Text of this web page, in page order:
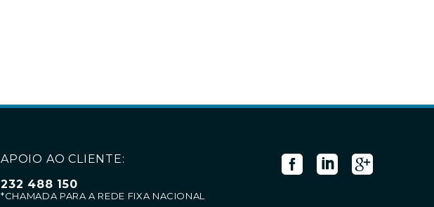
APOIO AO CLIENTE:
232 488 150
*CHAMADA PARA A REDE FIXA NACIONAL